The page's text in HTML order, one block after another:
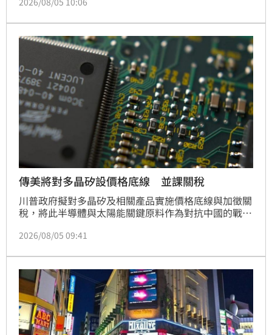
傳美將對多晶矽設價格底線 並課關稅
川普政府擬對多晶矽及相關產品實施價格底線與加徵關
稅，將此半導體與太陽能關鍵原料作為對抗中國的戰略
張法」第232條款進行國家安全調查，預計本月公布政
與低價傾銷。專家指出，此舉雖能為美國生產商爭取生
存空間，但仍需精準設計以維持供應穩定。目前中國掌
握全球約八成太陽能製造產能，美國此舉將大幅重塑全
球半導體與能源供應鏈格局，影響深遠。
2026/08/05 09:41